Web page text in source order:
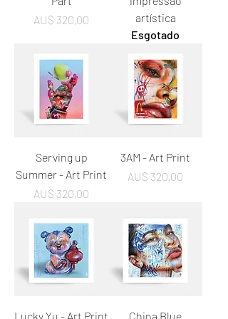
Preço
AU$ 320,00
artística
Esgotado
Serving up
Summer - Art Print
Preço
AU$ 320,00
3AM - Art Print
Preço
AU$ 320,00
Lucky Yu - Art Print
China Blue